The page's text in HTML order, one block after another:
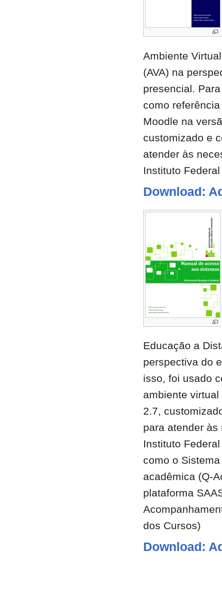
Ambiente
(AVA) na
presencial.
como
Moodle na
customizado e
atender às
Instituto
Download:
Educação a
perspectiva do
isso, foi usado
ambiente
2.7,
para atender
Instituto
como o
acadêmica (Q-
plataforma
dos Cursos)
Download: